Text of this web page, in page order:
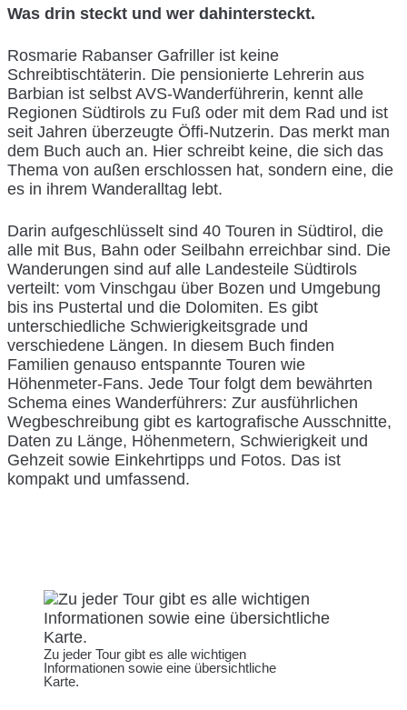
Was drin steckt und wer dahintersteckt.
Rosmarie Rabanser Gafriller ist keine
Schreibtischtäterin. Die pensionierte Lehrerin aus
Barbian ist selbst AVS-Wanderführerin, kennt alle
Regionen Südtirols zu Fuß oder mit dem Rad und ist
seit Jahren überzeugte Öffi-Nutzerin. Das merkt man
dem Buch auch an. Hier schreibt keine, die sich das
Thema von außen erschlossen hat, sondern eine, die
es in ihrem Wanderalltag lebt.
Darin aufgeschlüsselt sind 40 Touren in Südtirol, die
alle mit Bus, Bahn oder Seilbahn erreichbar sind. Die
Wanderungen sind auf alle Landesteile Südtirols
verteilt: vom Vinschgau über Bozen und Umgebung
bis ins Pustertal und die Dolomiten. Es gibt
unterschiedliche Schwierigkeitsgrade und
verschiedene Längen. In diesem Buch finden
Familien genauso entspannte Touren wie
Höhenmeter-Fans. Jede Tour folgt dem bewährten
Schema eines Wanderführers: Zur ausführlichen
Wegbeschreibung gibt es kartografische Ausschnitte,
Daten zu Länge, Höhenmetern, Schwierigkeit und
Gehzeit sowie Einkehrtipps und Fotos. Das ist
kompakt und umfassend.
Zu jeder Tour gibt es alle wichtigen
Informationen sowie eine übersichtliche
Karte.